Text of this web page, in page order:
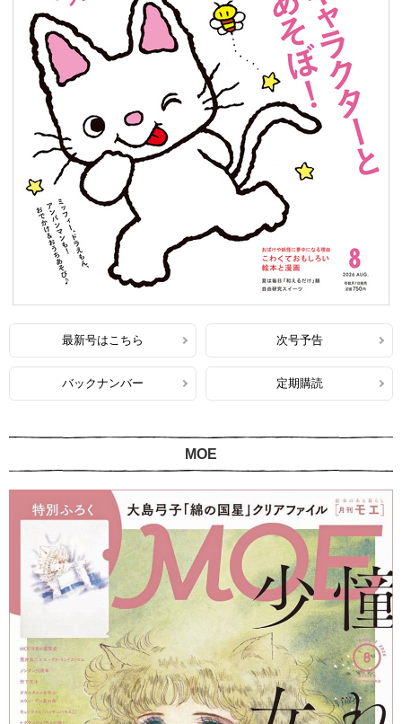
最新号はこちら 次号予告
バックナンバー 定期購読
MOE